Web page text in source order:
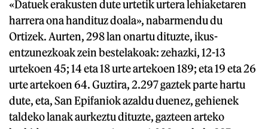
«Datuek erakusten dute urtetik urtera lehiaketaren
harrera ona handituz doala», nabarmendu du
Ortizek. Aurten, 298 lan onartu dituzte, ikus-
entzunezkoak zein bestelakoak: zehazki, 12-13
urtekoen 45; 14 eta 18 urte artekoen 189; eta 19 eta 26
urte artekoen 64. Guztira, 2.297 gaztek parte hartu
dute, eta, San Epifaniok azaldu duenez, gehienek
taldeko lanak aurkeztu dituzte, gazteen arteko